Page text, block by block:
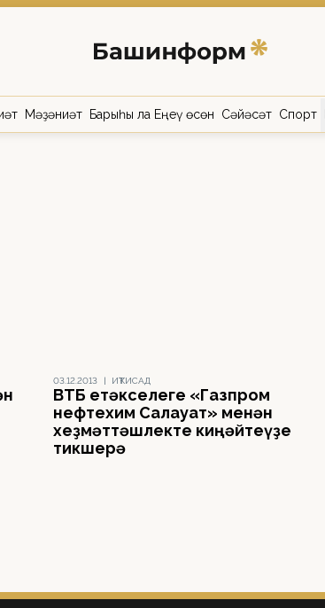
Мәҙәниәт Барыһы ла Еңеү өсөн Сәйәсәт Спорт
03.12.2013 | ИҠТИСАД
ВТБ етәкселеге «Газпром
нефтехим Салауат» менән
хеҙмәттәшлекте киңәйтеүҙе
тикшерә